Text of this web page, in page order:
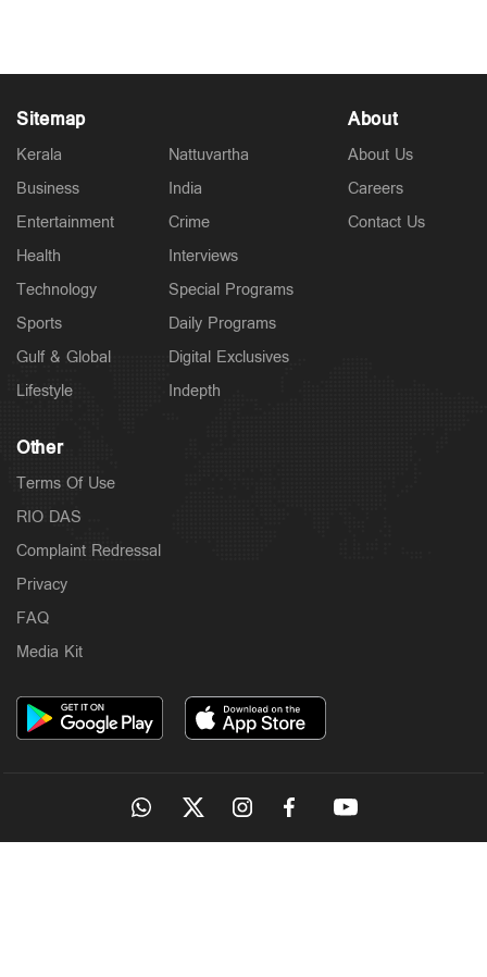
Sitemap
Kerala
Business
Entertainment
Health
Technology
Sports
Gulf & Global
Lifestyle
Nattuvartha
India
Crime
Interviews
Special Programs
Daily Programs
Digital Exclusives
Indepth
About
About Us
Careers
Contact Us
Other
Terms Of Use
RIO DAS
Complaint Redressal
Privacy
FAQ
Media Kit